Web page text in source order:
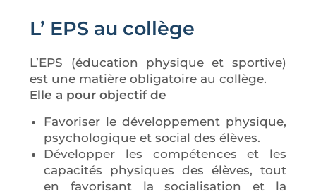
L’ EPS au collège
L’EPS (éducation physique et sportive)
est une matière obligatoire au collège.
Elle a pour objectif de
Favoriser le développement physique,
psychologique et social des élèves.
Développer les compétences et les
capacités physiques des élèves, tout
en favorisant la socialisation et la